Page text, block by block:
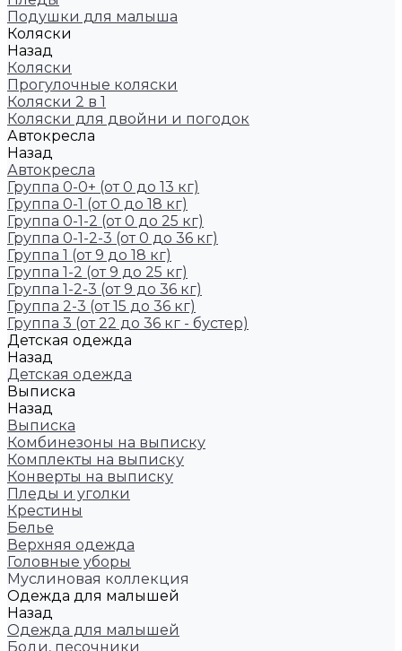
Подушки для малыша
Коляски
Назад
Коляски
Прогулочные коляски
Коляски 2 в 1
Коляски для двойни и погодок
Автокресла
Назад
Автокресла
Группа 0-0+ (от 0 до 13 кг)
Группа 0-1 (от 0 до 18 кг)
Группа 0-1-2 (от 0 до 25 кг)
Группа 0-1-2-3 (от 0 до 36 кг)
Группа 1 (от 9 до 18 кг)
Группа 1-2 (от 9 до 25 кг)
Группа 1-2-3 (от 9 до 36 кг)
Группа 2-3 (от 15 до 36 кг)
Группа 3 (от 22 до 36 кг - бустер)
Детская одежда
Назад
Детская одежда
Выписка
Назад
Выписка
Комбинезоны на выписку
Комплекты на выписку
Конверты на выписку
Пледы и уголки
Крестины
Белье
Верхняя одежда
Головные уборы
Муслиновая коллекция
Одежда для малышей
Назад
Одежда для малышей
Боди, песочники